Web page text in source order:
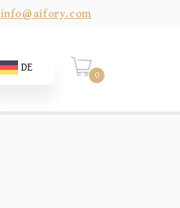
info@aifory.com
DE
0